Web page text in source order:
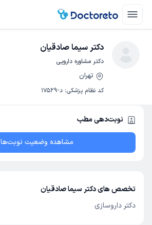
دکتر سیما صادقیان
دکتر مشاوره دارویی
تهران
کد نظام پزشکی: د-17529
نوبت‌دهی مطب
مشاهده وضعیت نوبت‌ها
تخصص های دکتر سیما صادقیان
دکتر داروسازی